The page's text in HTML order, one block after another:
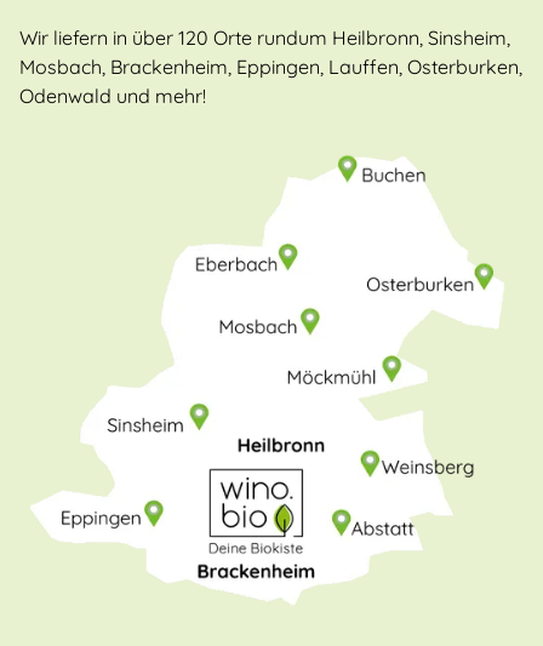
Wir liefern in über 120 Orte rundum Heilbronn, Sinsheim,
Mosbach, Brackenheim, Eppingen, Lauffen, Osterburken,
Odenwald und mehr!